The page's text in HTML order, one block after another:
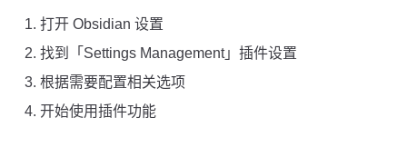
打开 Obsidian 设置
找到「Settings Management」插件设置
根据需要配置相关选项
开始使用插件功能